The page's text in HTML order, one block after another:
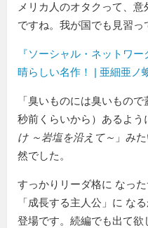
メリカ人のオタクって、
ですね。我が国でも見習っ
『ソーシャル・ネットワ
晴らしい名作！ | 亜細亜ノ
「臭いものには臭いもの
秒前くらいから）あるよう
け ～岩塩を沿えて～ 」み
然でした。
すっかりリーダ格に なっ
「成長する主人公」に な
登場です。続編でも出て欲